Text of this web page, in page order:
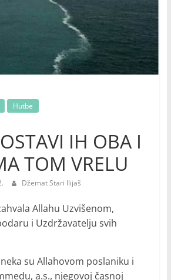
Hutbe
IH OBA I
TOM VRELU
Džemat Stari Ilijaš
Allahu Uzvišenom,
i Uzdržavatelju svih
su Allahovom poslaniku i
a.s., njegovoj časnoj